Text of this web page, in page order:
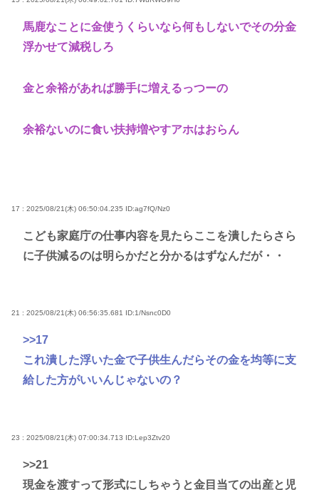
馬鹿なことに金使うくらいなら何もしないでその分金
浮かせて減税しろ
金と余裕があれば勝手に増えるっつーの
余裕ないのに食い扶持増やすアホはおらん
17 : 2025/08/21(木) 06:50:04.235 ID:ag7fQ/Nz0
こども家庭庁の仕事内容を見たらここを潰したらさら
に子供減るのは明らかだと分かるはずなんだが・・
21 : 2025/08/21(木) 06:56:35.681 ID:1/Nsnc0D0
>>17
これ潰した浮いた金で子供生んだらその金を均等に支
給した方がいいんじゃないの？
23 : 2025/08/21(木) 07:00:34.713 ID:Lep3Ztv20
>>21
現金を渡すって形式にしちゃうと金目当ての出産と児